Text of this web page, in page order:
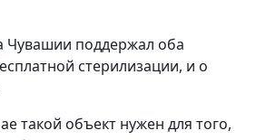
Чувашии поддержал оба
стерилизации, и о
такой объект нужен для того,